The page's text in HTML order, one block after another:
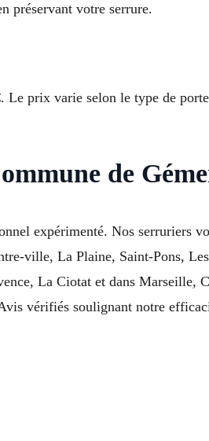
préservant votre serrure.
Le prix varie selon le type de
de
expérimenté. Nos serruriers
ville, La Plaine, Saint-Pons,
La Ciotat et dans Marseille,
vérifiés soulignant notre